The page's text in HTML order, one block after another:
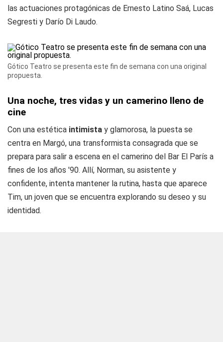
las actuaciones protagónicas de Ernesto Latino Saá, Lucas
Segresti y Darío Di Laudo.
Gótico Teatro se presenta este fin de semana con una original
propuesta.
Una noche, tres vidas y un camerino lleno de
cine
Con una estética intimista y glamorosa, la puesta se
centra en Margó, una transformista consagrada que se
prepara para salir a escena en el camerino del Bar El París a
fines de los años '90. Allí, Norman, su asistente y
confidente, intenta mantener la rutina, hasta que aparece
Tim, un joven que se encuentra explorando su deseo y su
identidad.